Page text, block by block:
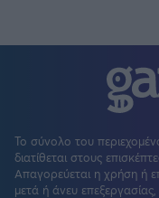
Το σύνολο του
διατίθεται στους
Απαγορεύεται η χρήση ή
μετά ή άνευ